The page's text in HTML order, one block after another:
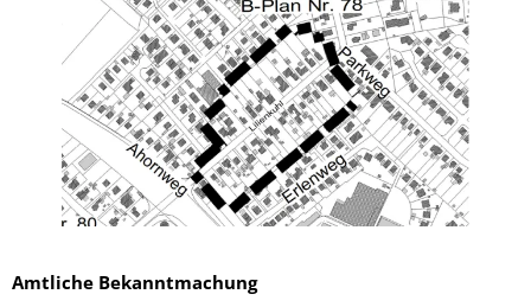
Amtliche Bekanntmachung